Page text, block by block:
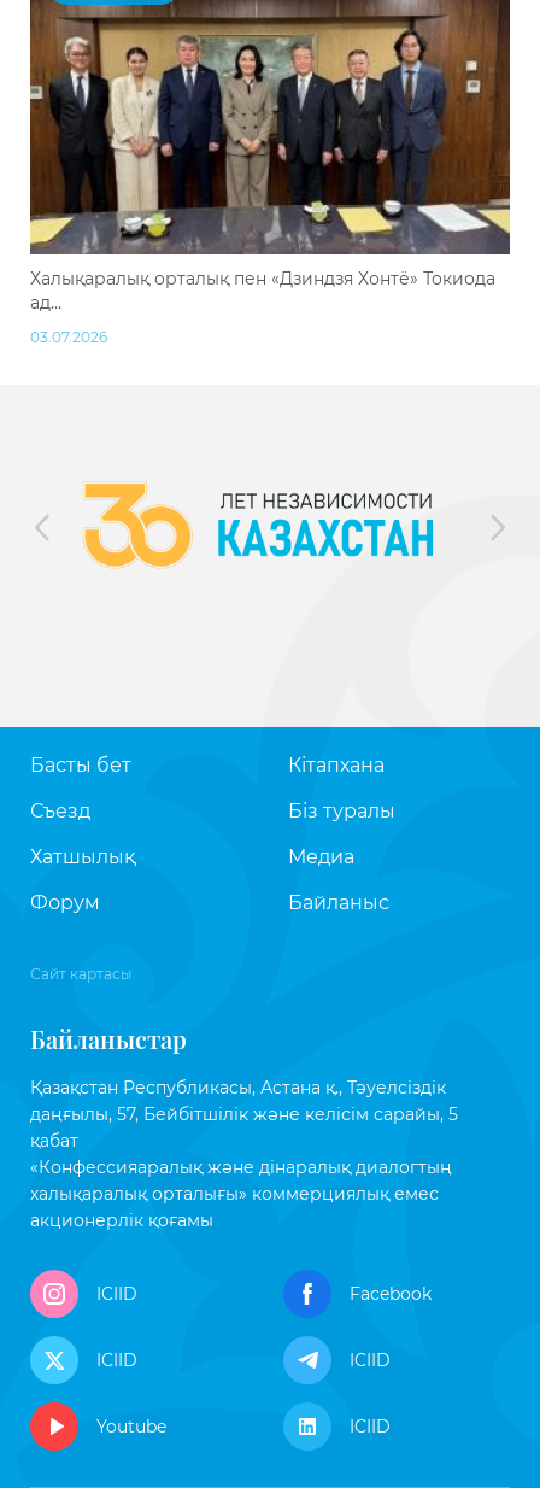
Халықаралық орталық пен «Дзиндзя Хонтё» Токиода
ад...
03.07.2026
Басты бет
Съезд
Хатшылық
Форум
Кітапхана
Біз туралы
Медиа
Байланыс
Сайт картасы
Байланыстар
Қазақстан Республикасы, Астана қ., Тәуелсіздік
даңғылы, 57, Бейбітшілік және келісім сарайы, 5
қабат
«Конфессияаралық және дінаралық диалогтың
халықаралық орталығы» коммерциялық емес
акционерлік қоғамы
ICIID Facebook
ICIID ICIID
Youtube ICIID